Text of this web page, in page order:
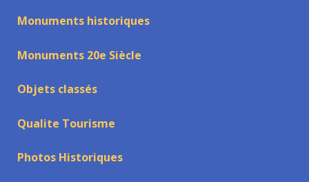
Monuments historiques
Monuments 20e Siècle
Objets classés
Qualite Tourisme
Photos Historiques